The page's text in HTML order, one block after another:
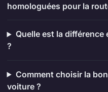
homologuées pour la
Quelle est la différence
?
Comment choisir la
voiture ?